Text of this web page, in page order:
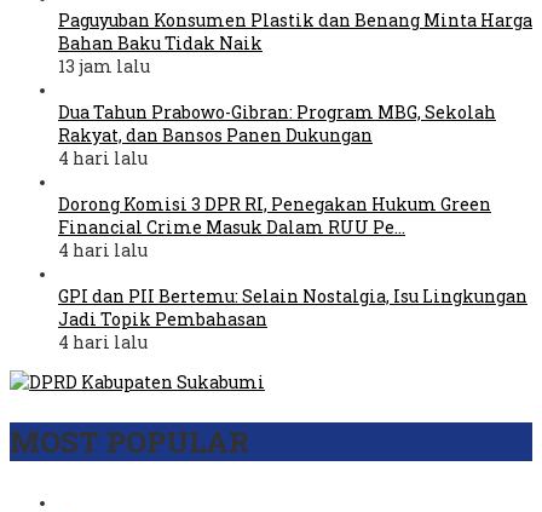
Paguyuban Konsumen Plastik dan Benang Minta Harga
Bahan Baku Tidak Naik
13 jam lalu
Dua Tahun Prabowo-Gibran: Program MBG, Sekolah
Rakyat, dan Bansos Panen Dukungan
4 hari lalu
Dorong Komisi 3 DPR RI, Penegakan Hukum Green
Financial Crime Masuk Dalam RUU Pe…
4 hari lalu
GPI dan PII Bertemu: Selain Nostalgia, Isu Lingkungan
Jadi Topik Pembahasan
4 hari lalu
MOST POPULAR